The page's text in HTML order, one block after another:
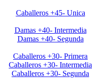
Caballeros +45- Unica
Damas +40- Intermedia
Damas +40- Segunda
Caballeros +30- Primera
Caballeros +30- Intermedia
Caballeros +30- Segunda